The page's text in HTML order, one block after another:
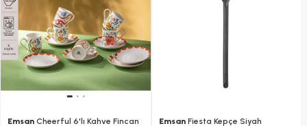
Emsan Cheerful 6'lı Kahve Fincan
EmsanFiesta Kepçe Siyah